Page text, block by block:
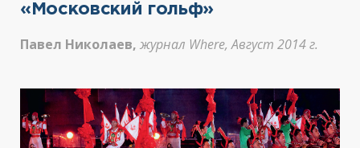
«Московский гольф»
Павел Николаев, журнал Where, Август 2014 г.